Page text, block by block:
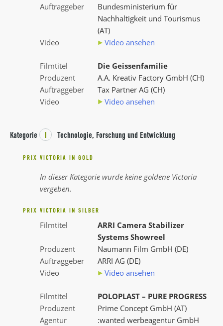
Auftraggeber
Bundesministerium für
Nachhaltigkeit und Tourismus
(AT)
Video
Video ansehen
Filmtitel
Die Geissenfamilie
Produzent
A.A. Kreativ Factory GmbH (CH)
Auftraggeber
Tax Partner AG (CH)
Video
Video ansehen
Kategorie I Technologie, Forschung und Entwicklung
PRIX VICTORIA IN GOLD
In dieser Kategorie wurde keine goldene Victoria
vergeben.
PRIX VICTORIA IN SILBER
Filmtitel
ARRI Camera Stabilizer
Systems Showreel
Produzent
Naumann Film GmbH (DE)
Auftraggeber
ARRI AG (DE)
Video
Video ansehen
Filmtitel
POLOPLAST – PURE PROGRESS
Produzent
Prime Concept GmbH (AT)
Agentur
:wanted werbeagentur GmbH